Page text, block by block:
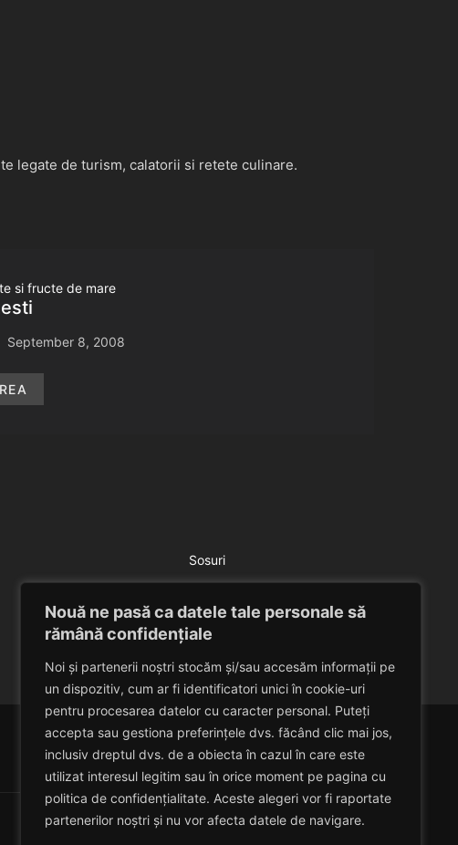
Nouă ne pasă ca datele tale personale să
rămână confidențiale
Noi și partenerii noștri stocăm și/sau accesăm informații pe
un dispozitiv, cum ar fi identificatori unici în cookie-uri
pentru procesarea datelor cu caracter personal. Puteți
accepta sau gestiona preferințele dvs. făcând clic mai jos,
inclusiv dreptul dvs. de a obiecta în cazul în care este
utilizat interesul legitim sau în orice moment pe pagina cu
politica de confidențialitate. Aceste alegeri vor fi raportate
partenerilor noștri și nu vor afecta datele de navigare.
legate de turism, calatorii si retete culinare.
si fructe de mare
September 8, 2008
Sosuri
Eduard Nedelcu July 21, 2014